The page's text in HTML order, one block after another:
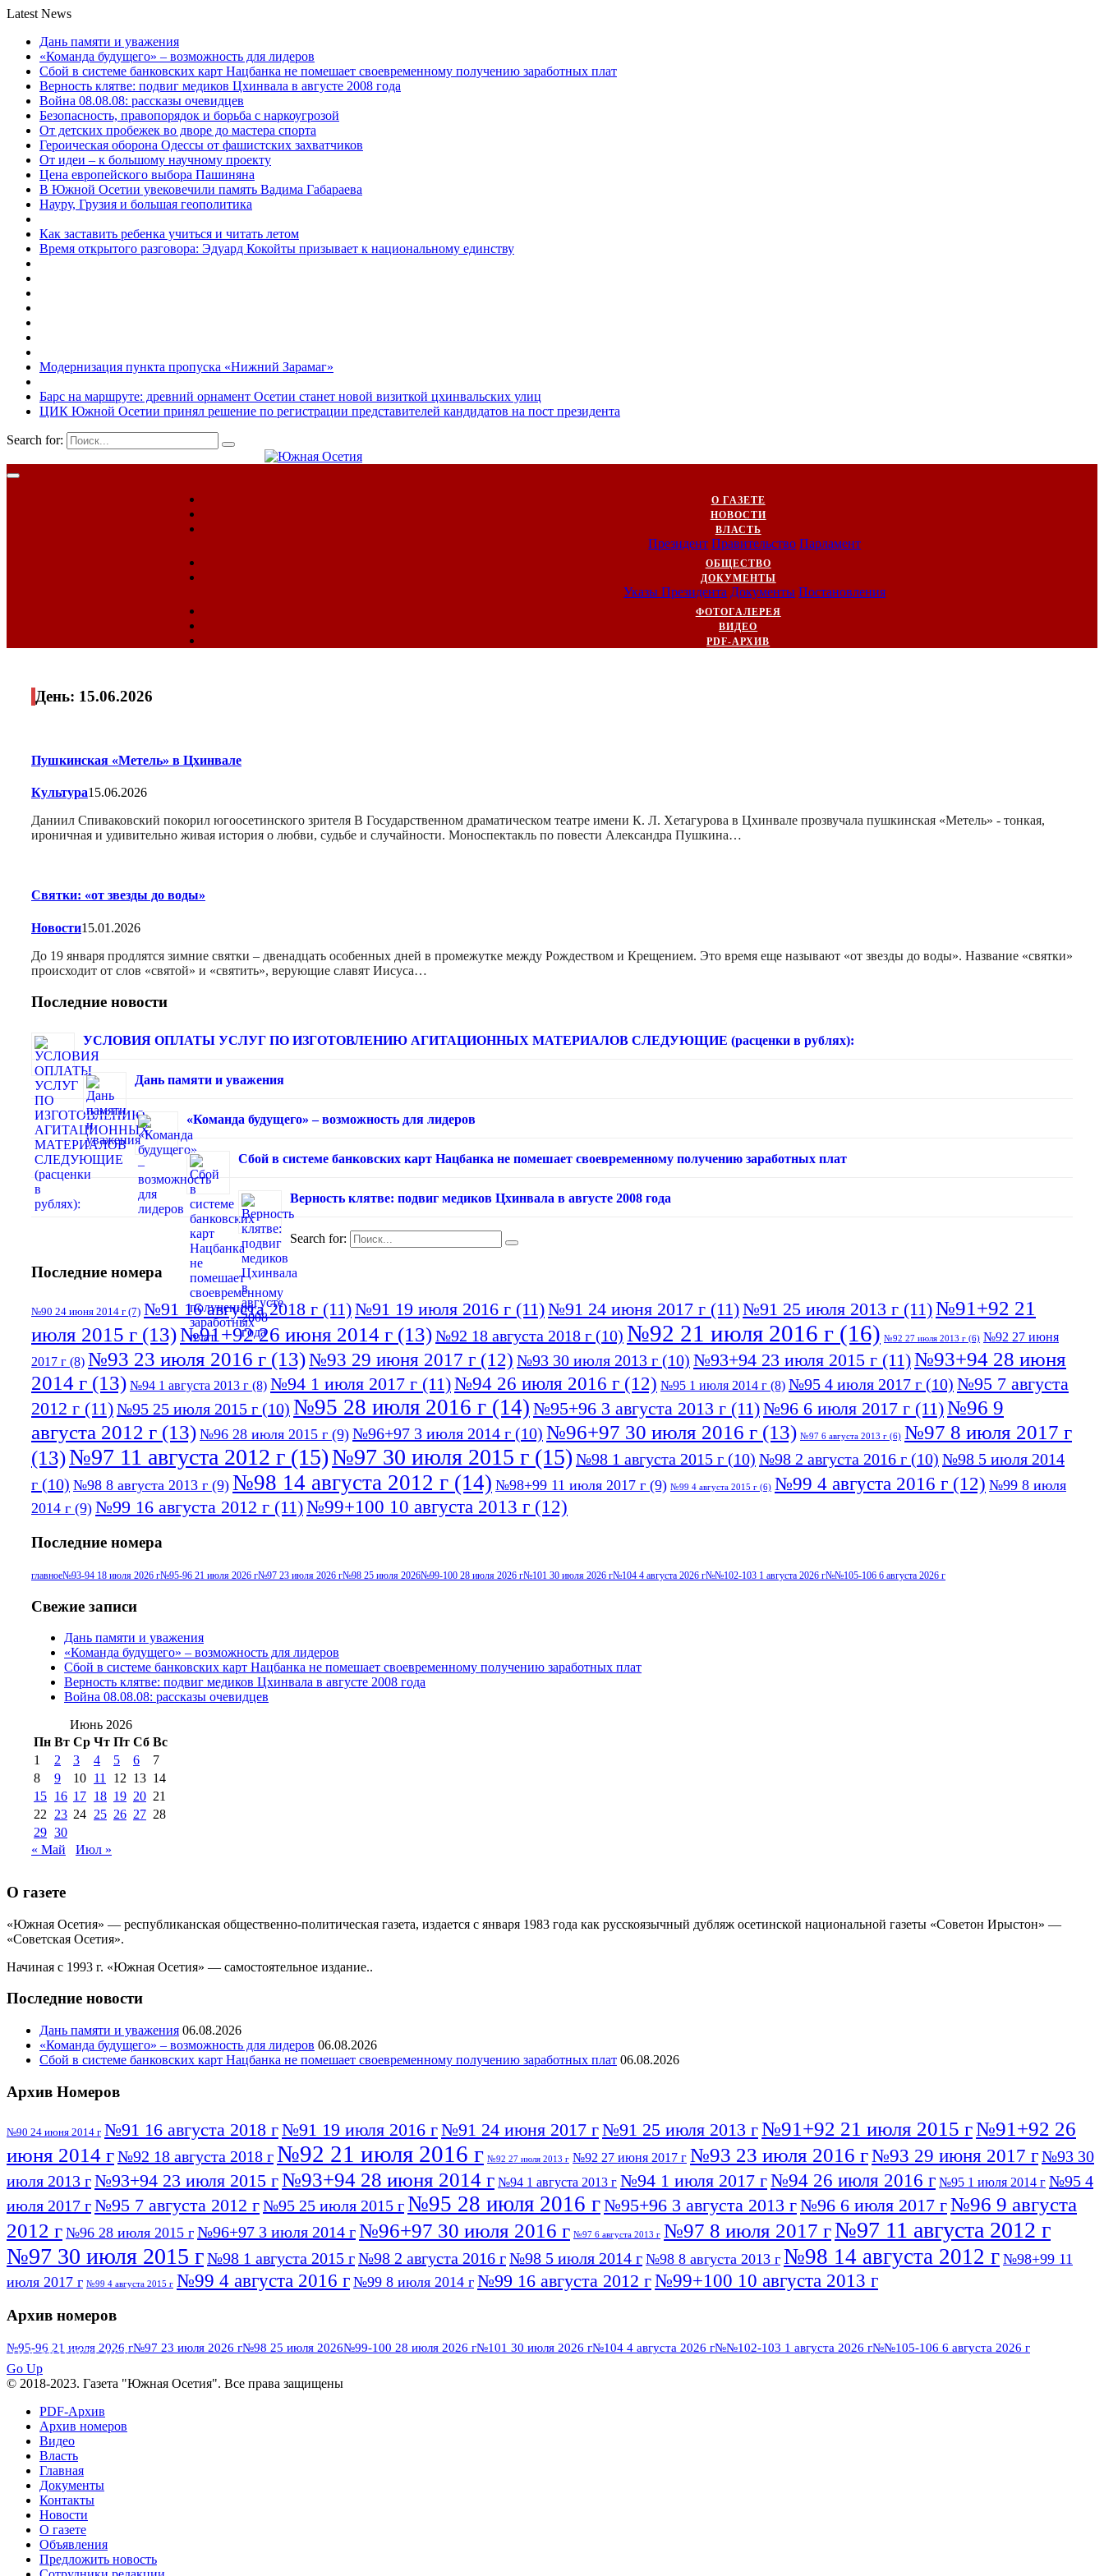
Latest News
Дань памяти и уважения
«Команда будущего» – возможность для лидеров
Сбой в системе банковских карт Нацбанка не помешает своевременному получению заработных плат
Верность клятве: подвиг медиков Цхинвала в августе 2008 года
Война 08.08.08: рассказы очевидцев
Безопасность, правопорядок и борьба с наркоугрозой
От детских пробежек во дворе до мастера спорта
Героическая оборона Одессы от фашистских захватчиков
От идеи – к большому научному проекту
Цена европейского выбора Пашиняна
В Южной Осетии увековечили память Вадима Габараева
Науру, Грузия и большая геополитика
Как заставить ребенка учиться и читать летом
Время открытого разговора: Эдуард Кокойты призывает к национальному единству
Модернизация пункта пропуска «Нижний Зарамаг»
Барс на маршруте: древний орнамент Осетии станет новой визиткой цхинвальских улиц
ЦИК Южной Осетии принял решение по регистрации представителей кандидатов на пост президента
Search for:
О ГАЗЕТЕ
НОВОСТИ
ВЛАСТЬ
Президент Правительство Парламент
ОБЩЕСТВО
ДОКУМЕНТЫ
Указы Президента Документы Постановления
ФОТОГАЛЕРЕЯ
ВИДЕО
PDF-АРХИВ
День: 15.06.2026
Пушкинская «Метель» в Цхинвале
Культура15.06.2026
Даниил Спиваковский покорил югоосетинского зрителя В Государственном драматическом театре имени К. Л. Хетагурова в Цхинвале прозвучала пушкинская «Метель» - тонкая,
ироничная и удивительно живая история о любви, судьбе и случайности. Моноспектакль по повести Александра Пушкина…
Святки: «от звезды до воды»
Новости15.01.2026
До 19 января продлятся зимние святки – двенадцать особенных дней в промежутке между Рождеством и Крещением. Это время еще называют «от звезды до воды». Название «святки»
происходит от слов «святой» и «святить», верующие славят Иисуса…
Последние новости
УСЛОВИЯ ОПЛАТЫ УСЛУГ ПО ИЗГОТОВЛЕНИЮ АГИТАЦИОННЫХ МАТЕРИАЛОВ СЛЕДУЮЩИЕ (расценки в рублях):
Дань памяти и уважения
«Команда будущего» – возможность для лидеров
Сбой в системе банковских карт Нацбанка не помешает своевременному получению заработных плат
Верность клятве: подвиг медиков Цхинвала в августе 2008 года
Search for:
Последние номера
№90 24 июня 2014 г (7) №91 16 августа 2018 г (11)№91 19 июля 2016 г (11)№91 24 июня 2017 г (11)№91 25 июля 2013 г (11)№91+92 21
июля 2015 г (13)№91+92 26 июня 2014 г (13)№92 18 августа 2018 г (10) №92 21 июля 2016 г (16) №92 27 июля 2013 г (6) №92 27 июня
2017 г (8) №93 23 июля 2016 г (13)№93 29 июня 2017 г (12) №93 30 июля 2013 г (10) №93+94 23 июля 2015 г (11)№93+94 28 июня
2014 г (13) №94 1 августа 2013 г (8) №94 1 июля 2017 г (11)№94 26 июля 2016 г (12) №95 1 июля 2014 г (8) №95 4 июля 2017 г (10) №95 7 августа
2012 г (11)№95 25 июля 2015 г (10) №95 28 июля 2016 г (14) №95+96 3 августа 2013 г (11)№96 6 июля 2017 г (11)№96 9
августа 2012 г (13) №96 28 июля 2015 г (9) №96+97 3 июля 2014 г (10) №96+97 30 июля 2016 г (13) №97 6 августа 2013 г (6) №97 8 июля 2017 г
(13)№97 11 августа 2012 г (15)№97 30 июля 2015 г (15) №98 1 августа 2015 г (10) №98 2 августа 2016 г (10) №98 5 июля 2014
г (10) №98 8 августа 2013 г (9) №98 14 августа 2012 г (14) №98+99 11 июля 2017 г (9) №99 4 августа 2015 г (6) №99 4 августа 2016 г (12) №99 8 июля
2014 г (9) №99 16 августа 2012 г (11)№99+100 10 августа 2013 г (12)
Последние номера
главное№93-94 18 июля 2026 г№95-96 21 июля 2026 г№97 23 июля 2026 г№98 25 июля 2026№99-100 28 июля 2026 г№101 30 июля 2026 г№104 4 августа 2026 г№№102-103 1 августа 2026 г№№105-106 6 августа 2026 г
Свежие записи
Дань памяти и уважения
«Команда будущего» – возможность для лидеров
Сбой в системе банковских карт Нацбанка не помешает своевременному получению заработных плат
Верность клятве: подвиг медиков Цхинвала в августе 2008 года
Война 08.08.08: рассказы очевидцев
Июнь 2026
Пн Вт Ср Чт Пт Сб Вс
1
2 3 4 5 6
7
8
9 10 11 12 13 14
15 16 17 18 19 20 21
22
23 24 25 26 27 28
29 30
« Май
Июл »
О газете
«Южная Осетия» — республиканская общественно-политическая газета, издается с января 1983 года как русскоязычный дубляж осетинской национальной газеты «Советон Ирыстон» —
«Советская Осетия».
Начиная с 1993 г. «Южная Осетия» — самостоятельное издание..
Последние новости
Дань памяти и уважения 06.08.2026
«Команда будущего» – возможность для лидеров 06.08.2026
Сбой в системе банковских карт Нацбанка не помешает своевременному получению заработных плат 06.08.2026
Архив Номеров
№90 24 июня 2014 г №91 16 августа 2018 г№91 19 июля 2016 г№91 24 июня 2017 г№91 25 июля 2013 г№91+92 21 июля 2015 г№91+92 26
июня 2014 г№92 18 августа 2018 г№92 21 июля 2016 г №92 27 июля 2013 г №92 27 июня 2017 г №93 23 июля 2016 г№93 29 июня 2017 г№93 30
июля 2013 г№93+94 23 июля 2015 г№93+94 28 июня 2014 г №94 1 августа 2013 г №94 1 июля 2017 г№94 26 июля 2016 г №95 1 июля 2014 г №95 4
июля 2017 г№95 7 августа 2012 г№95 25 июля 2015 г№95 28 июля 2016 г№95+96 3 августа 2013 г№96 6 июля 2017 г№96 9 августа
2012 г №96 28 июля 2015 г №96+97 3 июля 2014 г№96+97 30 июля 2016 г №97 6 августа 2013 г №97 8 июля 2017 г№97 11 августа 2012 г
№97 30 июля 2015 г№98 1 августа 2015 г№98 2 августа 2016 г№98 5 июля 2014 г №98 8 августа 2013 г №98 14 августа 2012 г №98+99 11
июля 2017 г №99 4 августа 2015 г №99 4 августа 2016 г №99 8 июля 2014 г №99 16 августа 2012 г№99+100 10 августа 2013 г
Архив номеров
№95-96 21 июля 2026 г№97 23 июля 2026 г№98 25 июля 2026№99-100 28 июля 2026 г№101 30 июля 2026 г№104 4 августа 2026 г№№102-103 1 августа 2026 г№№105-106 6 августа 2026 г
ПОСМОТРЕТЬ ВСЕ
Go Up
© 2018-2023. Газета "Южная Осетия". Все права защищены
PDF-Архив
Архив номеров
Видео
Власть
Главная
Документы
Контакты
Новости
О газете
Объявления
Предложить новость